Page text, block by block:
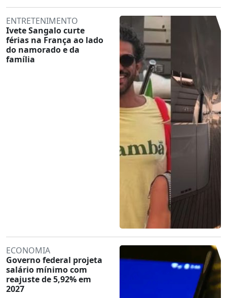
ENTRETENIMENTO
Ivete Sangalo curte
férias na França ao lado
do namorado e da
família
ECONOMIA
Governo federal projeta
salário mínimo com
reajuste de 5,92% em
2027